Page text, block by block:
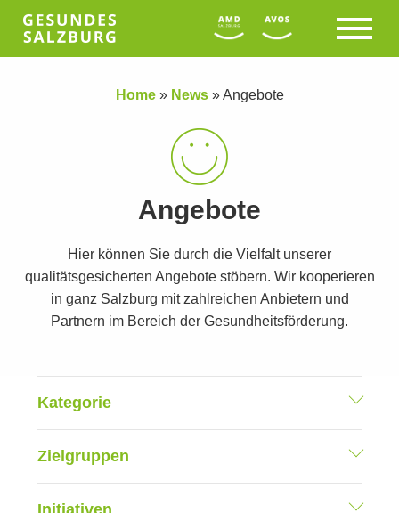
Home» News»Angebote
Angebote
Hier können Sie durch die Vielfalt unserer
qualitätsgesicherten Angebote stöbern. Wir kooperieren
in ganz Salzburg mit zahlreichen Anbietern und
Partnern im Bereich der Gesundheitsförderung.
Kategorie
Zielgruppen